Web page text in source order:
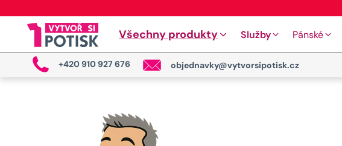
Všechny produkty Služby Pánské
+420 910 927 676 objednavky@vytvorsipotisk.cz